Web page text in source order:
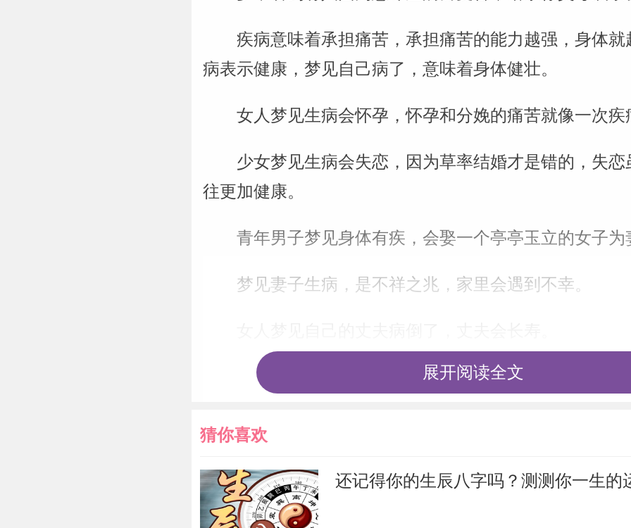
疾病意味着承担痛苦，承担痛苦的能力越强，身体
病表示健康，梦见自己病了，意味着身体健壮。
女人梦见生病会怀孕，怀孕和分娩的痛苦就像一次疾
少女梦见生病会失恋，因为草率结婚才是错的，失
往更加健康。
青年男子梦见身体有疾，会娶一个亭亭玉立的女子为
梦见妻子生病，是不祥之兆，家里会遇到不幸。
梦见敌人卧床不起，会成为敌人的阶下囚。
病人梦见自己生病，负担会减少。
梦见朋友有疾，预示会失去人们的帮助。
学生梦见自己有病，考试会不及格。
展开阅读全文
猜你喜欢
还记得你的生辰八字吗？测测你一生的